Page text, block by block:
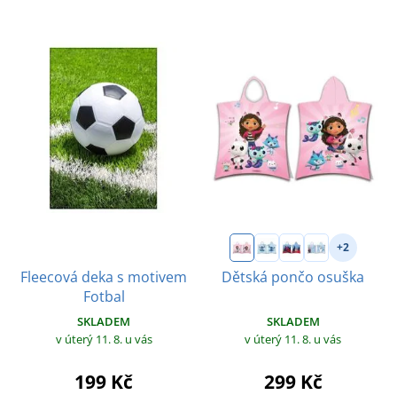
Fleecová deka s motivem
Fotbal
SKLADEM
v úterý 11. 8. u vás
199 Kč
+2
Dětská pončo osuška
SKLADEM
v úterý 11. 8. u vás
299 Kč